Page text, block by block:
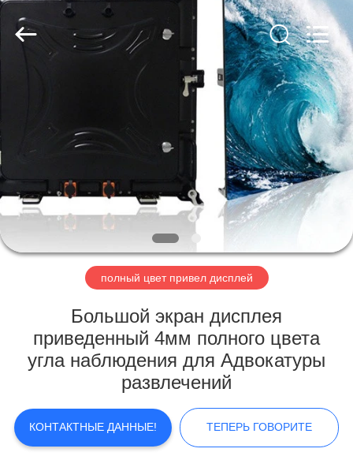
ПРОДУКТЫ
РОЛИКИ
VR
-
НАС
ПУТЕШЕСТВИЕ
ФАБРИКИ
Enterprise
Management
Services
Co.,LTD.
полный цвет привел дисплей
Большой экран дисплея
приведенный 4мм полного цвета
угла наблюдения для Адвокатуры
развлечений
КОНТАКТНЫЕ ДАННЫЕ! ТЕПЕРЬ ГОВОРИТЕ